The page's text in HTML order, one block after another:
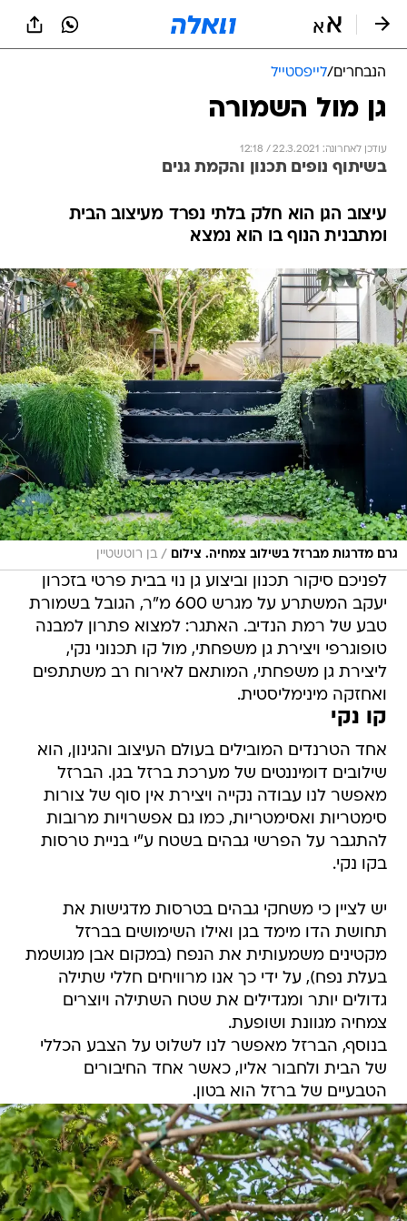
הנבחרים/לייפסטייל
גן מול השמורה
עודכן לאחרונה: 22.3.2021 / 12:18
בשיתוף נופים תכנון והקמת גנים
עיצוב הגן הוא חלק בלתי נפרד מעיצוב הבית
ומתבנית הנוף בו הוא נמצא
גרם מדרגות מברזל בשילוב צמחיה. צילום / בן רוטשטיין
לפניכם סיקור תכנון וביצוע גן נוי בבית פרטי בזכרון
יעקב המשתרע על מגרש 600 מ"ר, הגובל בשמורת
טבע של רמת הנדיב. האתגר: למצוא פתרון למבנה
טופוגרפי ויצירת גן משפחתי, מול קו תכנוני נקי,
ליצירת גן משפחתי, המותאם לאירוח רב משתתפים
ואחזקה מינימליסטית.
קו נקי
אחד הטרנדים המובילים בעולם העיצוב והגינון, הוא
שילובים דומיננטים של מערכת ברזל בגן. הברזל
מאפשר לנו עבודה נקייה ויצירת אין סוף של צורות
סימטריות ואסימטריות, כמו גם אפשרויות מרובות
להתגבר על הפרשי גבהים בשטח ע"י בניית טרסות
בקו נקי.
יש לציין כי משחקי גבהים בטרסות מדגישות את
תחושת הדו מימד בגן ואילו השימושים בברזל
מקטינים משמעותית את הנפח (במקום אבן מגושמת
בעלת נפח), על ידי כך אנו מרוויחים חללי שתילה
גדולים יותר ומגדילים את שטח השתילה ויוצרים
צמחיה מגוונת ושופעת.
בנוסף, הברזל מאפשר לנו לשלוט על הצבע הכללי
של הבית ולחבור אליו, כאשר אחד החיבורים
הטבעיים של ברזל הוא בטון.